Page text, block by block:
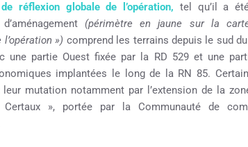
réflexion globale de l’opération, tel qu’il a
(périmètre en jaune sur la
») comprend les terrains depuis le sud
une partie Ouest fixée par la RD 529 et une
implantées le long de la RN 85.
leur mutation notamment par l’extension de la
», portée par la Communauté de